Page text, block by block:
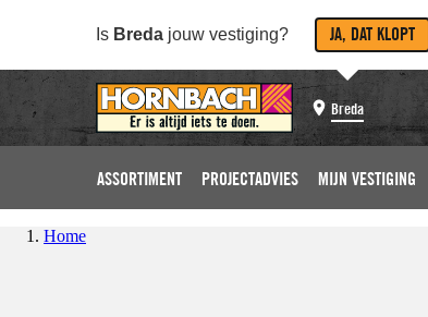
Is Breda jouw vestiging? JA, DAT KLOPT
Breda
ASSORTIMENT PROJECTADVIES MIJN VESTIGING
Home